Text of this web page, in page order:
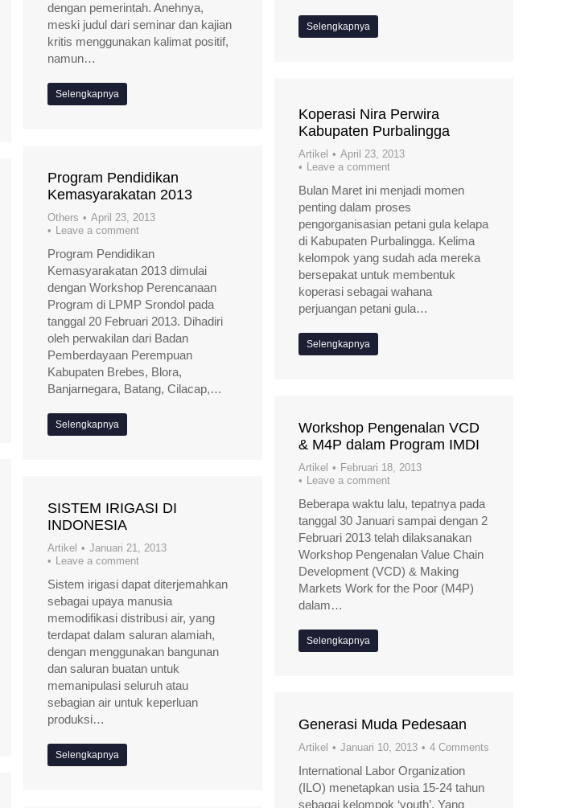
Selengkapnya
dengan pemerintah. Anehnya,
meski judul dari seminar dan kajian
kritis menggunakan kalimat positif,
namun…
Selengkapnya
Koperasi Nira Perwira
Kabupaten Purbalingga
Artikel
April 23, 2013
Leave a comment
Bulan Maret ini menjadi momen
penting dalam proses
pengorganisasian petani gula kelapa
di Kabupaten Purbalingga. Kelima
kelompok yang sudah ada mereka
bersepakat untuk membentuk
koperasi sebagai wahana
perjuangan petani gula…
Selengkapnya
Program Pendidikan
Kemasyarakatan 2013
Others
April 23, 2013
Leave a comment
Program Pendidikan
Kemasyarakatan 2013 dimulai
dengan Workshop Perencanaan
Program di LPMP Srondol pada
tanggal 20 Februari 2013. Dihadiri
oleh perwakilan dari Badan
Pemberdayaan Perempuan
Kabupaten Brebes, Blora,
Banjarnegara, Batang, Cilacap,…
Selengkapnya
Workshop Pengenalan VCD
& M4P dalam Program IMDI
Artikel
Februari 18, 2013
Leave a comment
Beberapa waktu lalu, tepatnya pada
tanggal 30 Januari sampai dengan 2
Februari 2013 telah dilaksanakan
Workshop Pengenalan Value Chain
Development (VCD) & Making
Markets Work for the Poor (M4P)
dalam…
Selengkapnya
SISTEM IRIGASI DI
INDONESIA
Artikel
Januari 21, 2013
Leave a comment
Sistem irigasi dapat diterjemahkan
sebagai upaya manusia
memodifikasi distribusi air, yang
terdapat dalam saluran alamiah,
dengan menggunakan bangunan
dan saluran buatan untuk
memanipulasi seluruh atau
sebagian air untuk keperluan
produksi…
Selengkapnya
Generasi Muda Pedesaan
Artikel Januari 10, 2013 4 Comments
International Labor Organization
(ILO) menetapkan usia 15-24 tahun
sebagai kelompok ‘youth’. Yang